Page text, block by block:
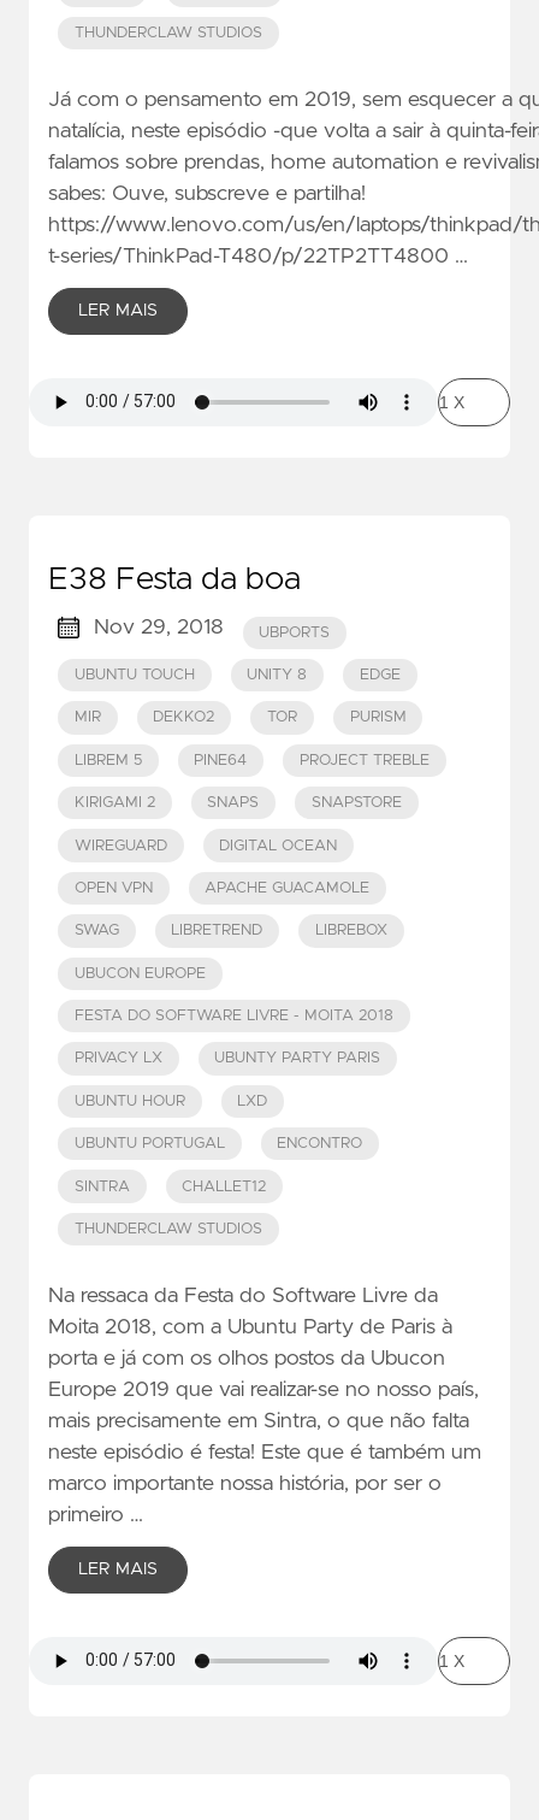
THUNDERCLAW STUDIOS
Já com o pensamento em 2019, sem esquecer a
natalícia, neste episódio -que volta a sair à quinta-
falamos sobre prendas, home automation e
sabes: Ouve, subscreve e partilha!
https://www.lenovo.com/us/en/laptops/thinkpad/
t-series/ThinkPad-T480/p/22TP2TT4800 …
LER MAIS
E38 Festa da boa
Nov 29, 2018 UBPORTS
UBUNTU TOUCH UNITY 8 EDGE
MIR DEKKO2 TOR PURISM
LIBREM 5 PINE64 PROJECT TREBLE
KIRIGAMI 2 SNAPS SNAPSTORE
WIREGUARD DIGITAL OCEAN
OPEN VPN APACHE GUACAMOLE
SWAG LIBRETREND LIBREBOX
UBUCON EUROPE
FESTA DO SOFTWARE LIVRE - MOITA 2018
PRIVACY LX UBUNTY PARTY PARIS
UBUNTU HOUR LXD
UBUNTU PORTUGAL ENCONTRO
SINTRA CHALLET12
THUNDERCLAW STUDIOS
Na ressaca da Festa do Software Livre da
Moita 2018, com a Ubuntu Party de Paris à
porta e já com os olhos postos da Ubucon
Europe 2019 que vai realizar-se no nosso país,
mais precisamente em Sintra, o que não falta
neste episódio é festa! Este que é também um
marco importante nossa história, por ser o
primeiro …
LER MAIS